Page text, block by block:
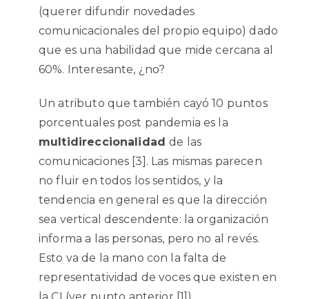
(querer difundir novedades
comunicacionales del propio equipo) dado
que es una habilidad que mide cercana al
60%. Interesante, ¿no?
Un atributo que también cayó 10 puntos
porcentuales post pandemia es la
multidireccionalidadde las
comunicaciones [3]. Las mismas parecen
no fluir en todos los sentidos, y la
tendencia en general es que la dirección
sea vertical descendente: la organización
informa a las personas, pero no al revés.
Esto va de la mano con la falta de
representatividad de voces que existen en